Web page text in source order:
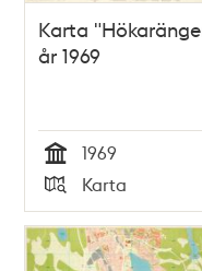
Karta
år 1969
Tid
1969
Typ
Karta